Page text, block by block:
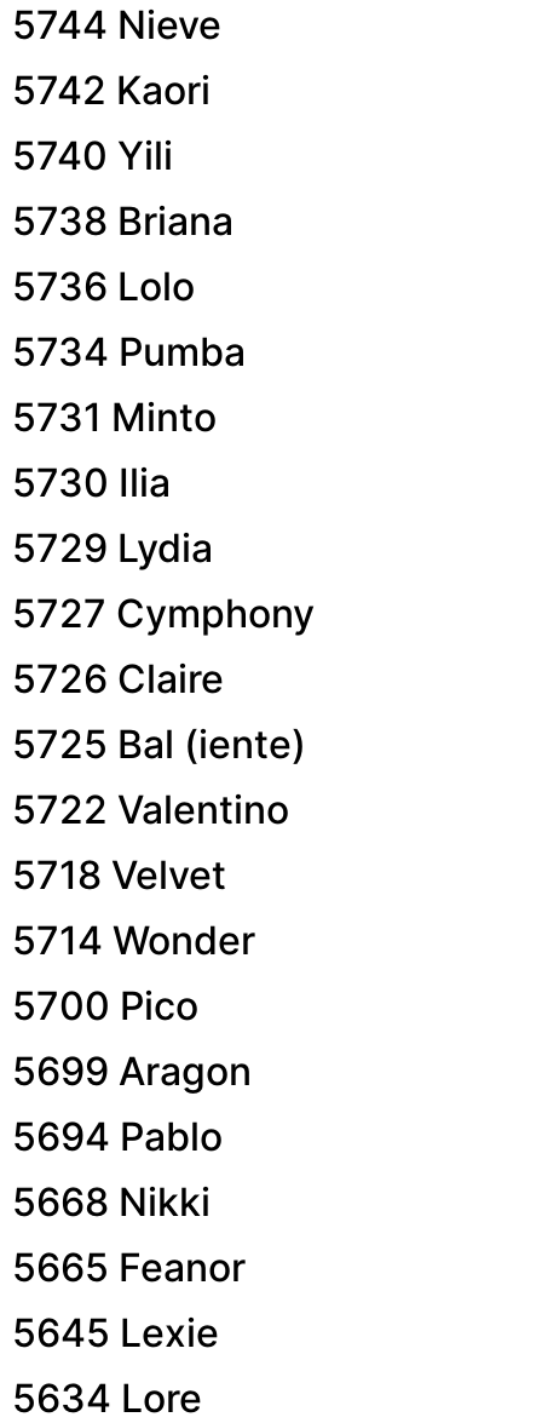
5744 Nieve
5742 Kaori
5740 Yili
5738 Briana
5736 Lolo
5734 Pumba
5731 Minto
5730 Ilia
5729 Lydia
5727 Cymphony
5726 Claire
5725 Bal (iente)
5722 Valentino
5718 Velvet
5714 Wonder
5700 Pico
5699 Aragon
5694 Pablo
5668 Nikki
5665 Feanor
5645 Lexie
5634 Lore